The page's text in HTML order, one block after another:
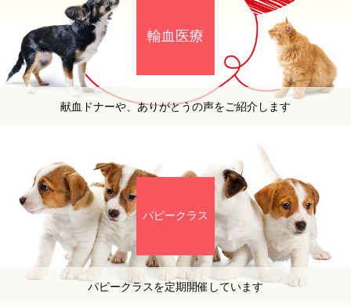
輸血医療
献血ドナーや、ありがとうの声をご紹介します
パピークラス
パピークラスを定期開催しています